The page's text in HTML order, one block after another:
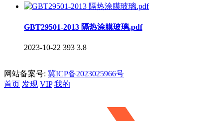
GBT29501-2013 隔热涂膜玻璃.pdf
2023-10-22 393 3.8
网站备案号: 冀ICP备2023025966号
首页 发现 VIP 我的